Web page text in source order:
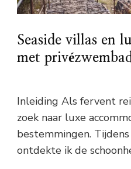
Seaside villas en
met
Inleiding Als fervent
zoek naar luxe
bestemmingen.
ontdekte ik de